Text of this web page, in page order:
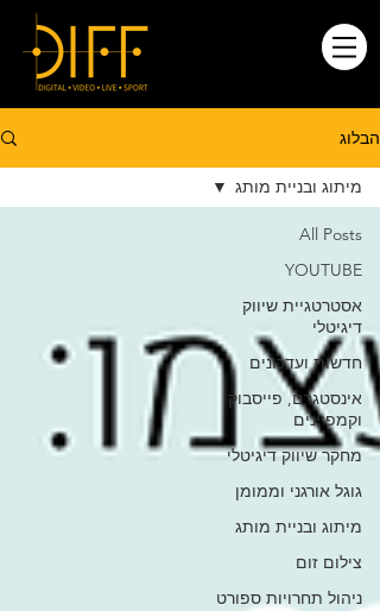
הבלוג
All Posts
YOUTUBE
אסטרטגיית שיווק
דיגיטלי
חדשות ועדכונים
אינסטגרם, פייסבוק
וקמפיינים
מחקר שיווק דיגיטלי
גוגל אורגני וממומן
מיתוג ובניית מותג
צילום זום
ניהול תחרויות ספורט
מיתוג ובניית מותג